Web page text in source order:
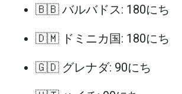
🇧🇧 バルバドス: 180にち
🇩🇲 ドミニカ国: 180にち
🇬🇩 グレナダ: 90にち